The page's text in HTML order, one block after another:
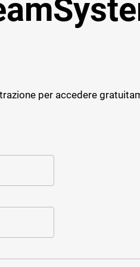
Software
Progettazione
Cybersecurity
per accedere